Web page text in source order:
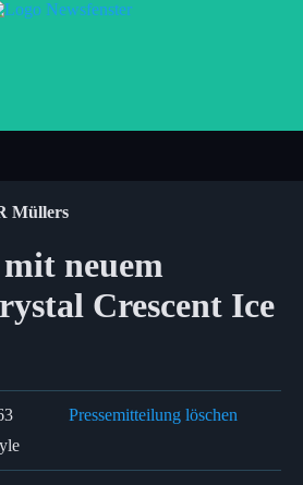
Müllers
neuem
Crescent Ice
Pressemitteilung löschen